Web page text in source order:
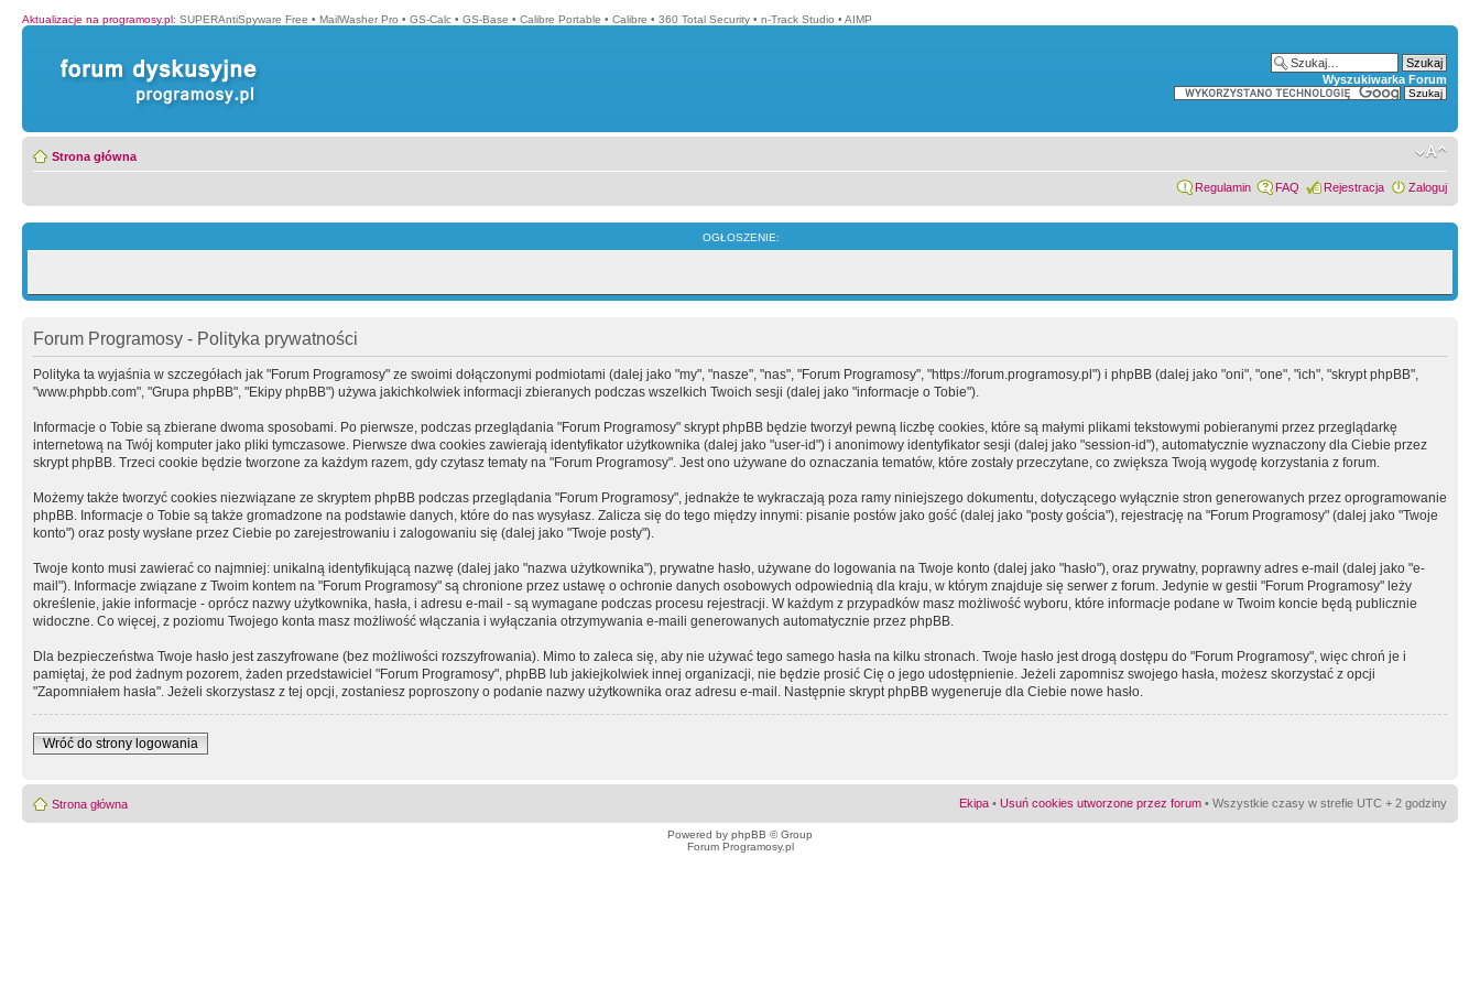
Aktualizacje na programosy.pl: SUPERAntiSpyware Free • MailWasher Pro • GS-Calc • GS-Base • Calibre Portable • Calibre • 360 Total Security • n-Track Studio • AIMP
Wyszukiwarka Forum
Strona główna
Regulamin FAQ Rejestracja Zaloguj
OGŁOSZENIE:
Forum Programosy - Polityka prywatności
Polityka ta wyjaśnia w szczegółach jak "Forum Programosy" ze swoimi dołączonymi podmiotami (dalej jako "my", "nasze", "nas", "Forum Programosy", "https://forum.programosy.pl") i phpBB (dalej jako "oni", "one", "ich", "skrypt phpBB",
"www.phpbb.com", "Grupa phpBB", "Ekipy phpBB") używa jakichkolwiek informacji zbieranych podczas wszelkich Twoich sesji (dalej jako "informacje o Tobie").
Informacje o Tobie są zbierane dwoma sposobami. Po pierwsze, podczas przeglądania "Forum Programosy" skrypt phpBB będzie tworzył pewną liczbę cookies, które są małymi plikami tekstowymi pobieranymi przez przeglądarkę
internetową na Twój komputer jako pliki tymczasowe. Pierwsze dwa cookies zawierają identyfikator użytkownika (dalej jako "user-id") i anonimowy identyfikator sesji (dalej jako "session-id"), automatycznie wyznaczony dla Ciebie przez
skrypt phpBB. Trzeci cookie będzie tworzone za każdym razem, gdy czytasz tematy na "Forum Programosy". Jest ono używane do oznaczania tematów, które zostały przeczytane, co zwiększa Twoją wygodę korzystania z forum.
Możemy także tworzyć cookies niezwiązane ze skryptem phpBB podczas przeglądania "Forum Programosy", jednakże te wykraczają poza ramy niniejszego dokumentu, dotyczącego wyłącznie stron generowanych przez oprogramowanie
phpBB. Informacje o Tobie są także gromadzone na podstawie danych, które do nas wysyłasz. Zalicza się do tego między innymi: pisanie postów jako gość (dalej jako "posty gościa"), rejestrację na "Forum Programosy" (dalej jako "Twoje
konto") oraz posty wysłane przez Ciebie po zarejestrowaniu i zalogowaniu się (dalej jako "Twoje posty").
Twoje konto musi zawierać co najmniej: unikalną identyfikującą nazwę (dalej jako "nazwa użytkownika"), prywatne hasło, używane do logowania na Twoje konto (dalej jako "hasło"), oraz prywatny, poprawny adres e-mail (dalej jako "e-
mail"). Informacje związane z Twoim kontem na "Forum Programosy" są chronione przez ustawę o ochronie danych osobowych odpowiednią dla kraju, w którym znajduje się serwer z forum. Jedynie w gestii "Forum Programosy" leży
określenie, jakie informacje - oprócz nazwy użytkownika, hasła, i adresu e-mail - są wymagane podczas procesu rejestracji. W każdym z przypadków masz możliwość wyboru, które informacje podane w Twoim koncie będą publicznie
widoczne. Co więcej, z poziomu Twojego konta masz możliwość włączania i wyłączania otrzymywania e-maili generowanych automatycznie przez phpBB.
Dla bezpieczeństwa Twoje hasło jest zaszyfrowane (bez możliwości rozszyfrowania). Mimo to zaleca się, aby nie używać tego samego hasła na kilku stronach. Twoje hasło jest drogą dostępu do "Forum Programosy", więc chroń je i
pamiętaj, że pod żadnym pozorem, żaden przedstawiciel "Forum Programosy", phpBB lub jakiejkolwiek innej organizacji, nie będzie prosić Cię o jego udostępnienie. Jeżeli zapomnisz swojego hasła, możesz skorzystać z opcji
"Zapomniałem hasła". Jeżeli skorzystasz z tej opcji, zostaniesz poproszony o podanie nazwy użytkownika oraz adresu e-mail. Następnie skrypt phpBB wygeneruje dla Ciebie nowe hasło.
Wróć do strony logowania
Strona główna Ekipa • Usuń cookies utworzone przez forum • Wszystkie czasy w strefie UTC + 2 godziny
Powered by phpBB © Group
Forum Programosy.pl